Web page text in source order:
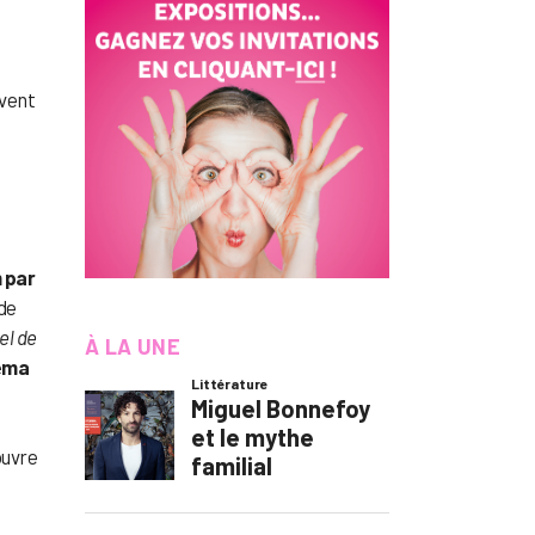
par
de
À LA UNE